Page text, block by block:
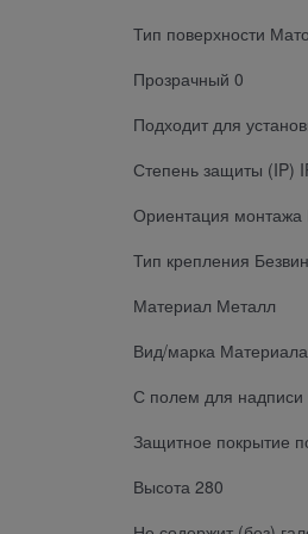
Тип поверхности
Прозрачный 0
Подходит для
Степень защиты (IP)
Ориентация монтажа
Тип крепления
Материал Металл
Вид/марка
С полем для надписи
Защитное покрытие
Высота 280